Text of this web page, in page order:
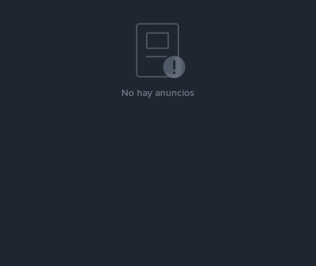
No hay anuncios